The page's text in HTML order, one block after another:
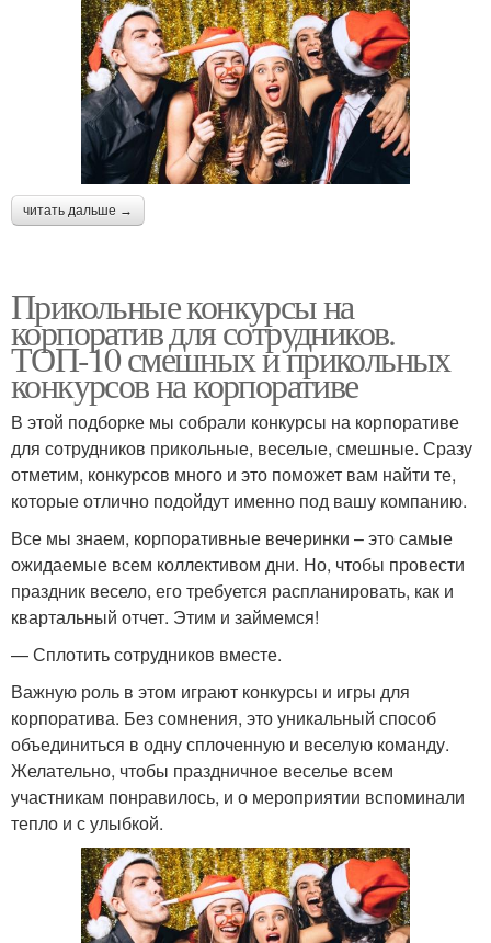
читать дальше →
Прикольные конкурсы на
корпоратив для сотрудников.
ТОП-10 смешных и прикольных
конкурсов на корпоративе
В этой подборке мы собрали конкурсы на корпоративе
для сотрудников прикольные, веселые, смешные. Сразу
отметим, конкурсов много и это поможет вам найти те,
которые отлично подойдут именно под вашу компанию.
Все мы знаем, корпоративные вечеринки – это самые
ожидаемые всем коллективом дни. Но, чтобы провести
праздник весело, его требуется распланировать, как и
квартальный отчет. Этим и займемся!
— Сплотить сотрудников вместе.
Важную роль в этом играют конкурсы и игры для
корпоратива. Без сомнения, это уникальный способ
объединиться в одну сплоченную и веселую команду.
Желательно, чтобы праздничное веселье всем
участникам понравилось, и о мероприятии вспоминали
тепло и с улыбкой.